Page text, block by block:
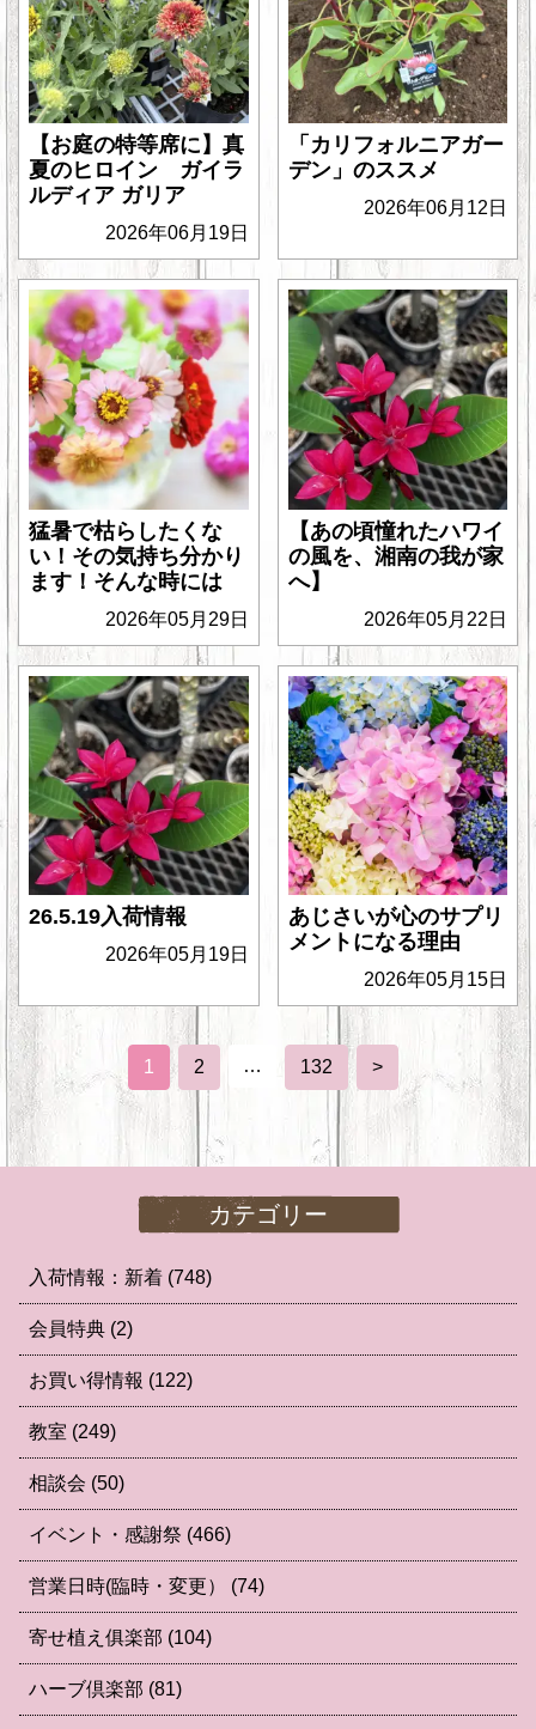
【お庭の特等席に】真
夏のヒロイン ガイラ
ルディア ガリア
2026年06月19日
「カリフォルニアガー
デン」のススメ
2026年06月12日
猛暑で枯らしたくな
い！その気持ち分かり
ます！そんな時には
2026年05月29日
【あの頃憧れたハワイ
の風を、湘南の我が家
へ】
2026年05月22日
26.5.19入荷情報
2026年05月19日
あじさいが心のサプリ
メントになる理由
2026年05月15日
1 2 … 132 >
カテゴリー
入荷情報：新着 (748)
会員特典 (2)
お買い得情報 (122)
教室 (249)
相談会 (50)
イベント・感謝祭 (466)
営業日時(臨時・変更） (74)
寄せ植え俱楽部 (104)
ハーブ倶楽部 (81)